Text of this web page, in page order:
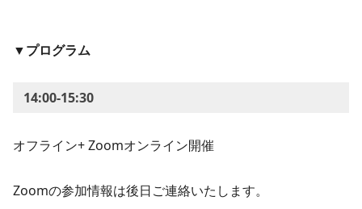
▼プログラム
14:00-15:30
オフライン+ Zoomオンライン開催
Zoomの参加情報は後日ご連絡いたします。